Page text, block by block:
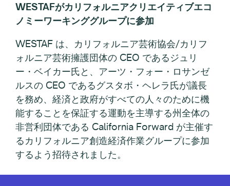
WESTAFがカリフォルニアクリエイティブエコ
ノミーワーキンググループに参加
WESTAF は、カリフォルニア芸術協会/カリフ
ォルニア芸術擁護団体の CEO であるジュリ
ー・ベイカー氏と、アーツ・フォー・ロサンゼ
ルスの CEO であるグスタボ・ヘレラ氏が議長
を務め、経済と政府がすべての人々のために機
能することを保証する運動を主導する州全体の
非営利団体である California Forward が主催す
るカリフォルニア創造経済作業グループに参加
するよう招待されました。